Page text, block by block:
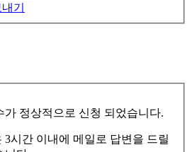
기
가 정상적으로 신청 되었습니다.
3시간 이내에 메일로 답변을 드릴